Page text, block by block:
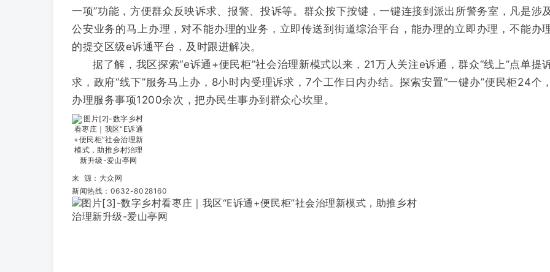
一项”功能，方便群众反映诉求、报警、投诉等。 群众按下按键，一键连接到派出所警务室，凡是涉及
公安业务的马上办理，对不能办理的业务，立即传送到街道综治平台，能办理的立即办理，不能办
的提交区级e诉通平台，及时跟进解决。
据了解，我区探索“e诉通+便民柜”社会治理新模式以来，21万人关注e诉通，群众“线上”点单提
求，政府“线下”服务马上办，8小时内受理诉求，7个工作日内办结。探索安置“一键办”便民柜24个，
办理服务事项1200余次，把办民生事办到群众心坎里。
来 源：大众网
新闻热线：0632-8028160